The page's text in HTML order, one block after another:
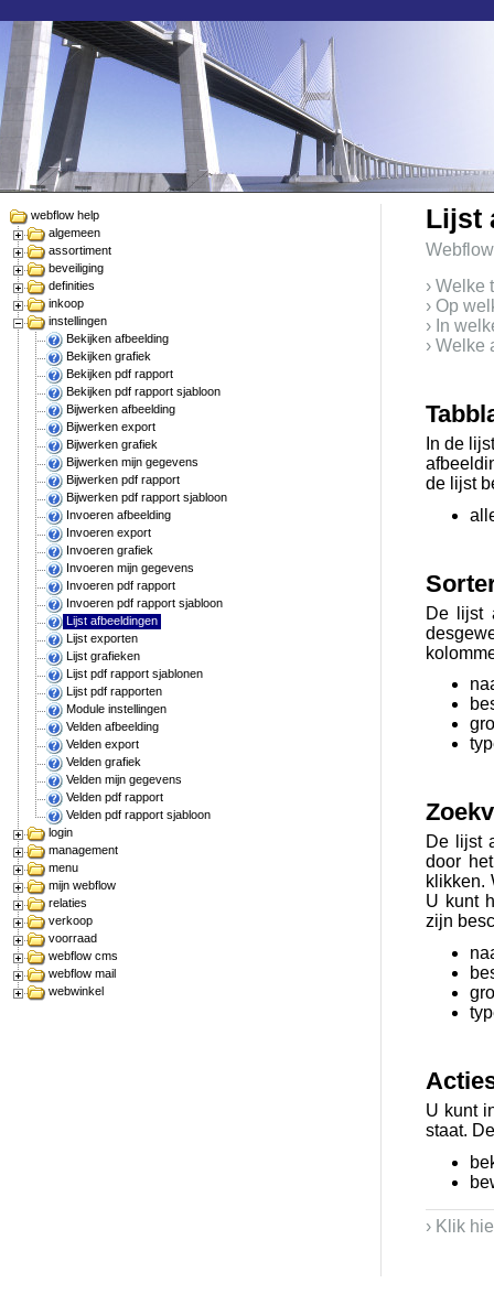
webflow help
algemeen
assortiment
beveiliging
definities
inkoop
instellingen
Bekijken afbeelding
Bekijken grafiek
Bekijken pdf rapport
Bekijken pdf rapport sjabloon
Bijwerken afbeelding
Bijwerken export
Bijwerken grafiek
Bijwerken mijn gegevens
Bijwerken pdf rapport
Bijwerken pdf rapport sjabloon
Invoeren afbeelding
Invoeren export
Invoeren grafiek
Invoeren mijn gegevens
Invoeren pdf rapport
Invoeren pdf rapport sjabloon
Lijst afbeeldingen
Lijst exporten
Lijst grafieken
Lijst pdf rapport sjablonen
Lijst pdf rapporten
Module instellingen
Velden afbeelding
Velden export
Velden grafiek
Velden mijn gegevens
Velden pdf rapport
Velden pdf rapport sjabloon
login
management
menu
mijn webflow
relaties
verkoop
voorraad
webflow cms
webflow mail
webwinkel
Lijst
Webflow
› Welke
› Op
› In
› Welke
In de
de lijst
De lijst
De lijst
door
klikken.
U kunt
zijn
U kunt
staat.
› Klik